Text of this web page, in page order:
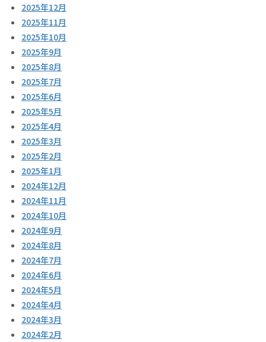
2025年12月
2025年11月
2025年10月
2025年9月
2025年8月
2025年7月
2025年6月
2025年5月
2025年4月
2025年3月
2025年2月
2025年1月
2024年12月
2024年11月
2024年10月
2024年9月
2024年8月
2024年7月
2024年6月
2024年5月
2024年4月
2024年3月
2024年2月